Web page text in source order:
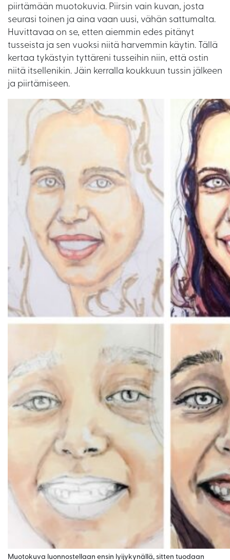
piirtämään muotokuvia. Piirsin vain kuvan, josta
seurasi toinen ja aina vaan uusi, vähän sattumalta.
Huvittavaa on se, etten aiemmin edes pitänyt
tusseista ja sen vuoksi niitä harvemmin käytin. Tällä
kertaa tykästyin tyttäreni tusseihin niin, että ostin
niitä itsellenikin. Jäin kerralla koukkuun tussin jälkeen
ja piirtämiseen.
Muotokuva luonnostellaan ensin lyijykynällä, sitten tuodaan